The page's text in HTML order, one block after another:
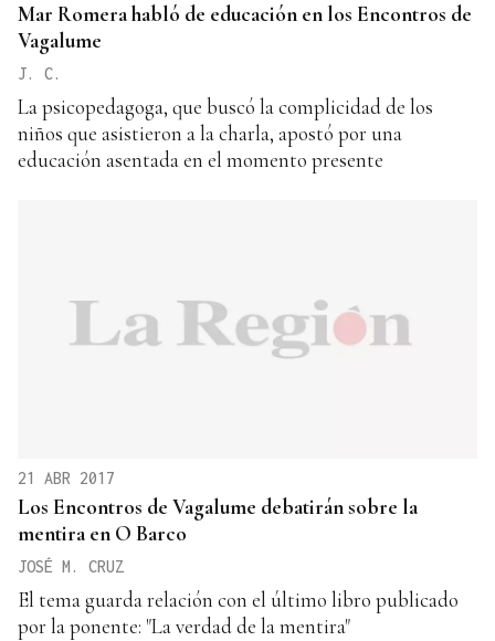
Mar Romera habló de educación en los Encontros de
Vagalume
J. C.
La psicopedagoga, que buscó la complicidad de los
niños que asistieron a la charla, apostó por una
educación asentada en el momento presente
21 ABR 2017
Los Encontros de Vagalume debatirán sobre la
mentira en O Barco
JOSÉ M. CRUZ
El tema guarda relación con el último libro publicado
por la ponente: "La verdad de la mentira"